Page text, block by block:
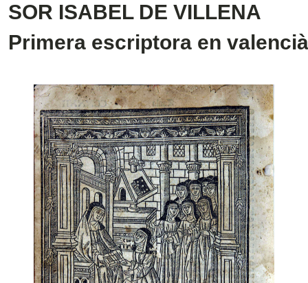
SOR ISABEL DE VILLENA
Primera escriptora en valencià